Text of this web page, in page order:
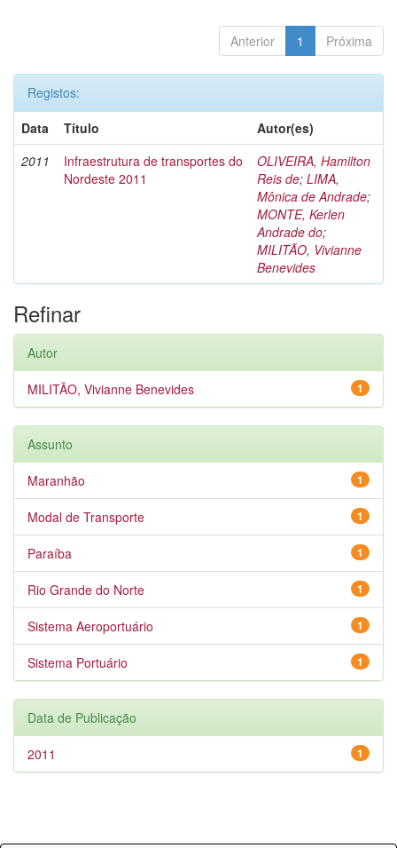
Anterior 1 Próxima
Registos:
Data
Título
Autor(es)
2011
Infraestrutura de transportes do
Nordeste 2011
OLIVEIRA, Hamilton
Reis de; LIMA,
Mônica de Andrade;
MONTE, Kerlen
Andrade do;
MILITÃO, Vivianne
Benevides
Refinar
Autor
1
MILITÃO, Vivianne Benevides
Assunto
1
Maranhão
1
Modal de Transporte
1
Paraíba
1
Rio Grande do Norte
1
Sistema Aeroportuário
1
Sistema Portuário
Data de Publicação
1
2011